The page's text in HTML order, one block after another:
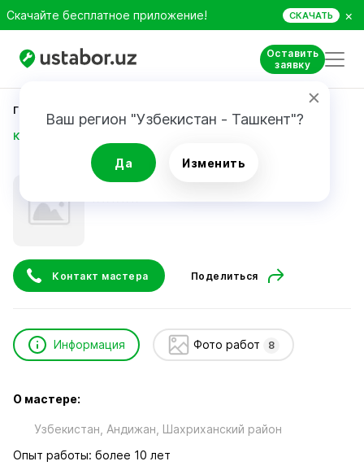
Скачайте бесплатное приложение! СКАЧАТЬ ×
Оставить
заявку
Ваш регион "Узбекистан - Ташкент"?
Да Изменить
Главная
Казаков Рустамжон
Казаков Рустамжон
Контакт мастера Поделиться
Информация Фото работ 8
О мастере:
Узбекистан, Андижан, Шахриханский район
Опыт работы: более 10 лет